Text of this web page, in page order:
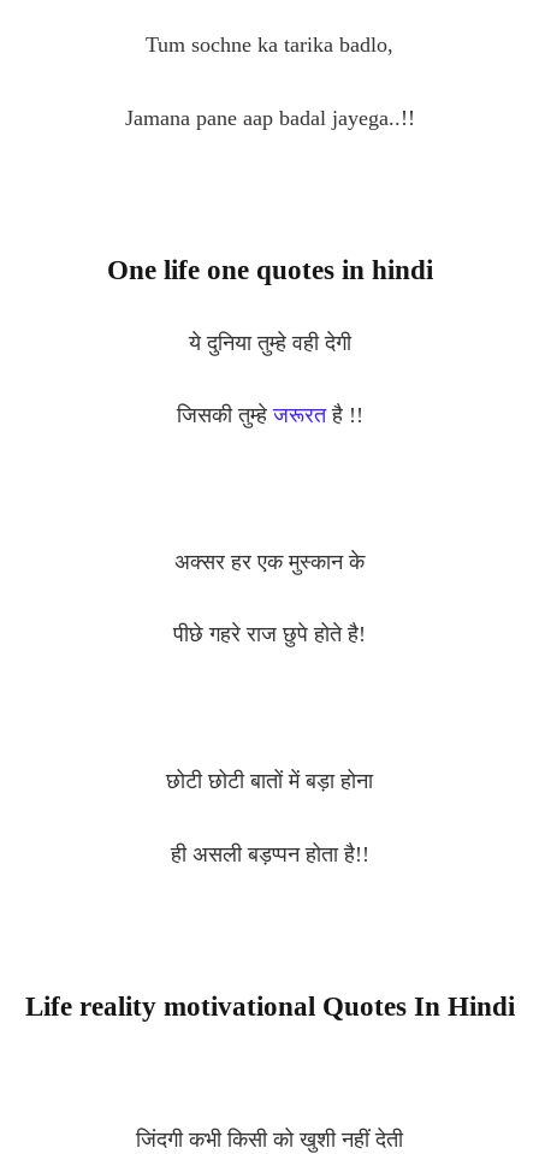
Tum sochne ka tarika badlo,
Jamana pane aap badal jayega..!!
One life one quotes in hindi
ये दुनिया तुम्हे वही देगी
जिसकी तुम्हेजरूरतहै !!
अक्सर हर एक मुस्कान के
पीछे गहरे राज छुपे होते है!
छोटी छोटी बातों में बड़ा होना
ही असली बड़प्पन होता है!!
Life reality motivational Quotes In Hindi
जिंदगी कभी किसी को खुशी नहीं देती